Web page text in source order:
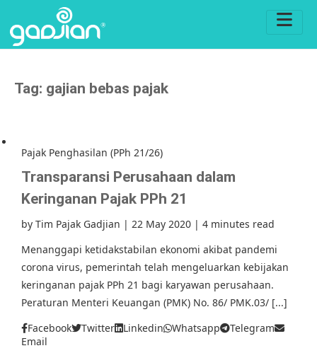
Tag: gajian bebas pajak
Pajak Penghasilan (PPh 21/26)
Transparansi Perusahaan dalam
Keringanan Pajak PPh 21
by Tim Pajak Gadjian | 22 May 2020 | 4 minutes read
Menanggapi ketidakstabilan ekonomi akibat pandemi
corona virus, pemerintah telah mengeluarkan kebijakan
keringanan pajak PPh 21 bagi karyawan perusahaan.
Peraturan Menteri Keuangan (PMK) No. 86/ PMK.03/ [...]
Facebook
Twitter Linkedin Whatsapp
Telegram
Email